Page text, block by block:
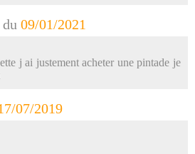
du 09/01/2021
j ai justement acheter une pintade je
07/2019